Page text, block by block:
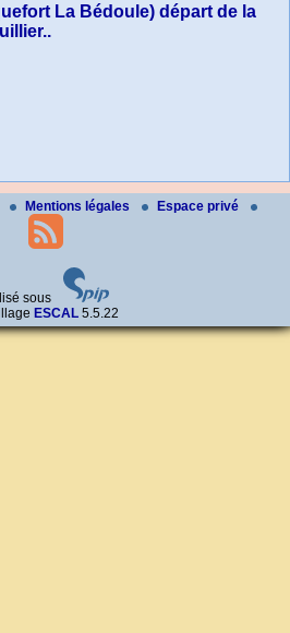
La Bédoule) départ de la
Mentions légales Espace privé
sous
ESCAL 5.5.22